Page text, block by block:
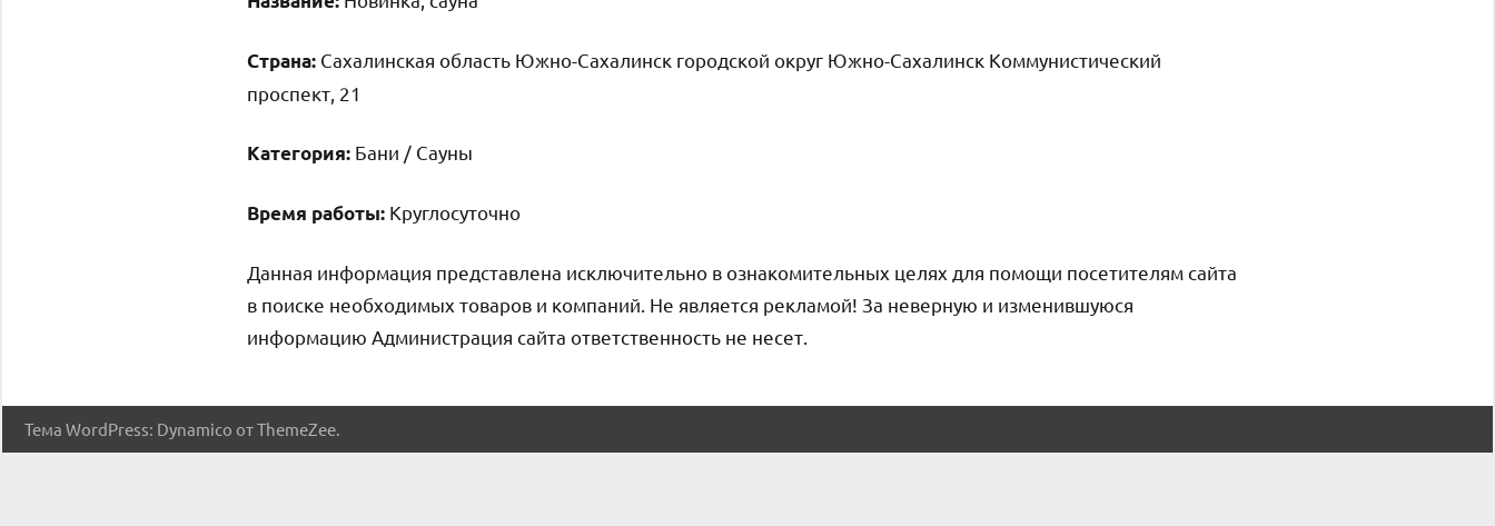
Страна: Сахалинская область Южно-Сахалинск городской округ Южно-Сахалинск Коммунистический
проспект, 21
Категория: Бани / Сауны
Время работы: Круглосуточно
Данная информация представлена исключительно в ознакомительных целях для помощи посетителям сайта
в поиске необходимых товаров и компаний. Не является рекламой! За неверную и изменившуюся
информацию Администрация сайта ответственность не несет.
Тема WordPress: Dynamico от ThemeZee.